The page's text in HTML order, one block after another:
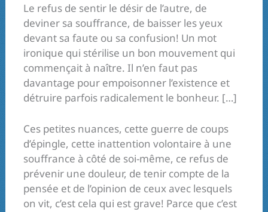
Le refus de sentir le désir de l’autre, de
deviner sa souffrance, de baisser les yeux
devant sa faute ou sa confusion! Un mot
ironique qui stérilise un bon mouvement qui
commençait à naître. Il n’en faut pas
davantage pour empoisonner l’existence et
détruire parfois radicalement le bonheur. […]
Ces petites nuances, cette guerre de coups
d’épingle, cette inattention volontaire à une
souffrance à côté de soi-même, ce refus de
prévenir une douleur, de tenir compte de la
pensée et de l’opinion de ceux avec lesquels
on vit, c’est cela qui est grave! Parce que c’est